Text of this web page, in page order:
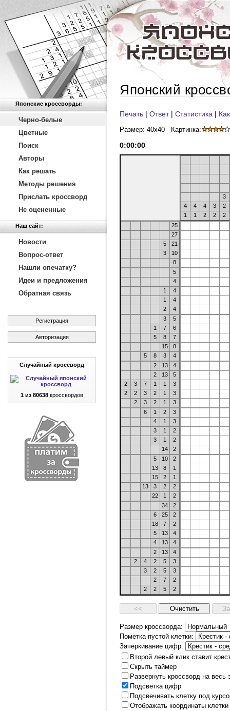
Японские кроссворды:
Черно-белые
Цветные
Поиск
Авторы
Как решать
Методы решения
Прислать кроссворд
Не оцененные
Наш сайт:
Новости
Вопрос-ответ
Нашли опечатку?
Идеи и предложения
Обратная связь
Регистрация
Авторизация
Случайный кроссворд
1 из 80638 кроссвордов
Японский
Печать | Ответ| Статистика |
Размер: 40x40 Картинка:
0:00:00
3
4
4 4 3
2
1
1 2 2
2
25
27
5
21
3
10
8
5
4
1
4
1
4
2
4
3
5
1
7
6
5
8
7
15
8
5
8 3
4
2
13
4
2
13
5
2
3 7 1 1
3
2
2 3 2 1
3
2
3 2 1
3
6
1 2
3
4
1
3
3
1
2
3
1
2
14
2
5
10
2
13
8
1
15
2
1
13
3 2
2
22
1
2
34
2
6
25
2
18
7
2
5
13
4
4
13
4
2
13
4
2
4 2 5
3
3
2 5
3
2
7
2
2
2 5 2
Размер кроссворда:
Пометка пустой клетки:
Зачеркивание цифр:
Второй левый клик ставит
Скрыть таймер
Развернуть кроссворд на
Подсветка цифр
Подсвечивать клетку под
Отображать координаты